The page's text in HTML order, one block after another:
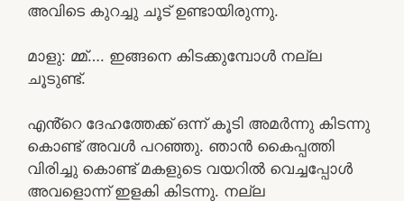
അവിടെ കുറച്ചു ചൂട് ഉണ്ടായിരുന്നു.
മാളു: മ്മ്…. ഇങ്ങനെ കിടക്കുമ്പോൾ നല്ല
ചൂടുണ്ട്.
എൻ്റെ ദേഹത്തേക്ക് ഒന്ന് കൂടി അമർന്നു കിടന്നു
കൊണ്ട് അവൾ പറഞ്ഞു. ഞാൻ കൈപ്പത്തി
വിരിച്ചു കൊണ്ട് മകളുടെ വയറിൽ വെച്ചപ്പോൾ
അവളൊന്ന് ഇളകി കിടന്നു. നല്ല